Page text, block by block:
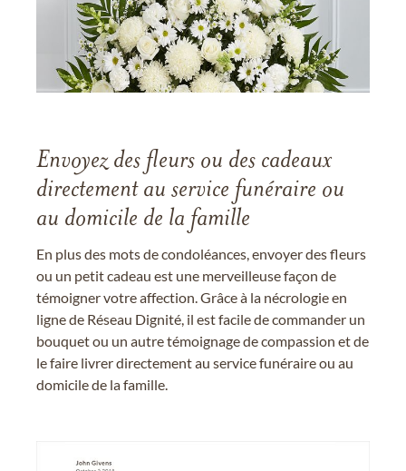
Envoyez des fleurs ou des cadeaux
directement au service funéraire ou
au domicile de la famille
En plus des mots de condoléances, envoyer des fleurs
ou un petit cadeau est une merveilleuse façon de
témoigner votre affection. Grâce à la nécrologie en
ligne de Réseau Dignité, il est facile de commander un
bouquet ou un autre témoignage de compassion et de
le faire livrer directement au service funéraire ou au
domicile de la famille.